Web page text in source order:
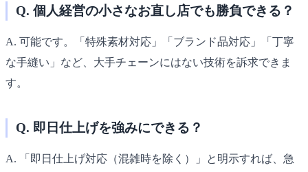
Q. 個人経営の小さなお直し店でも勝負できる？
A. 可能です。「特殊素材対応」「ブランド品対応」「丁寧
な手縫い」など、大手チェーンにはない技術を訴求できま
す。
Q. 即日仕上げを強みにできる？
A. 「即日仕上げ対応（混雑時を除く）」と明示すれば、急